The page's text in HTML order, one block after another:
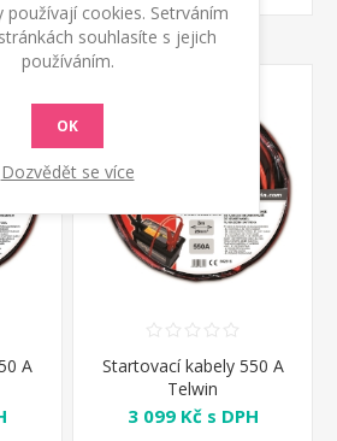
A
Startovací kabely 550 A
Telwin
3 099 Kč s DPH
používají cookies. Setrváním
souhlasíte s jejich
používáním.
OK
Dozvědět se více